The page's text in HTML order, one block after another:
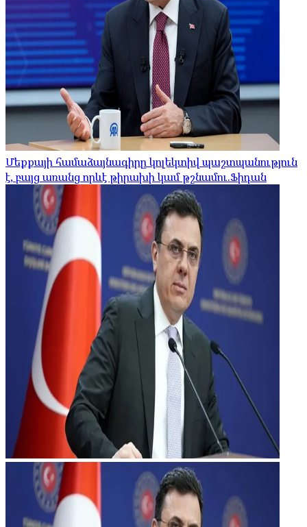
Մեքքայի համաձայնագիրը կոլեկտիվ պաշտպանություն
է, բայց առանց որևէ թիրախի կամ թշնամու.Ֆիդան